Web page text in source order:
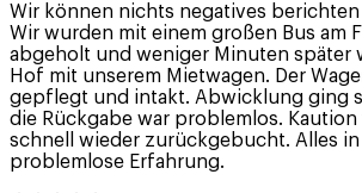
Wir können nichts negatives
Wir wurden mit einem großen Bus am
abgeholt und weniger Minuten später
Hof mit unserem Mietwagen. Der
gepflegt und intakt. Abwicklung ging
die Rückgabe war problemlos.
schnell wieder zurückgebucht. Alles in
problemlose Erfahrung.